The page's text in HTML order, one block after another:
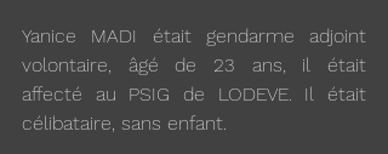
Yanice MADI était gendarme adjoint
volontaire, âgé de 23 ans, il était
affecté au PSIG de LODEVE. Il était
célibataire, sans enfant.